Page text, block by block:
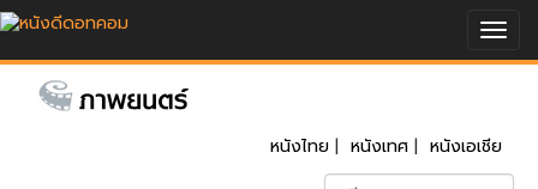
หนังไทย | หนังเทศ | หนังเอเชีย